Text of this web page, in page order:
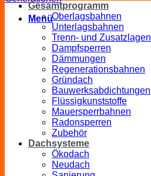
Menü
Gesamtprogramm
Oberlagsbahnen
Unterlagsbahnen
Trenn- und Zusatzlagen
Dampfsperren
Dämmungen
Regenerationsbahnen
Gründach
Bauwerksabdichtungen
Flüssigkunststoffe
Mauersperrbahnen
Radonsperren
Zubehör
Dachsysteme
Ökodach
Neudach